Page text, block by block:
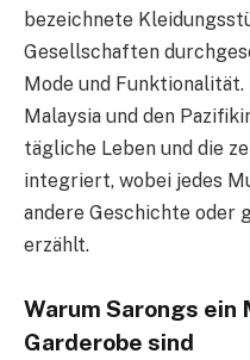
bezeichnete
Gesellschaften
Mode und Funktionalität.
Malaysia und den
tägliche Leben und die
integriert, wobei jedes
andere Geschichte oder
erzählt.
Warum Sarongs ein
Garderobe sind